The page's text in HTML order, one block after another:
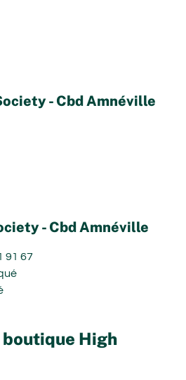
- Cbd Amnéville
- Cbd Amnéville
91 67
boutique High